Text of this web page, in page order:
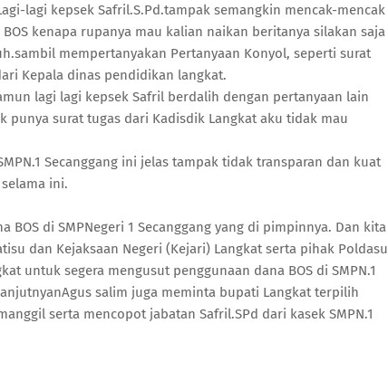
lagi kepsek Safril.S.Pd.tampak semangkin mencak-mencak
kenapa rupanya mau kalian naikan beritanya silakan saja
mempertanyakan Pertanyaan Konyol, seperti surat
Kepala dinas pendidikan langkat.
lagi lagi kepsek Safril berdalih dengan pertanyaan lain
surat tugas dari Kadisdik Langkat aku tidak mau
Secanggang ini jelas tampak tidak transparan dan kuat
ini.
di SMPNegeri 1 Secanggang yang di pimpinnya. Dan kita
dan Kejaksaan Negeri (Kejari) Langkat serta pihak Poldasu
untuk segera mengusut penggunaan dana BOS di SMPN.1
salim juga meminta bupati Langkat terpilih
serta mencopot jabatan Safril.SPd dari kasek SMPN.1